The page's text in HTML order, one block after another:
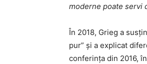
moderne poate servi
În 2018, Grieg a
pur” și a explicat
conferința din 2016,